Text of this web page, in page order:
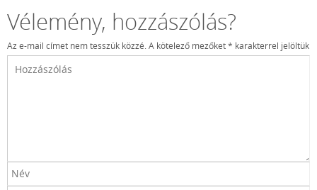
Vélemény, hozzászólás?
Az e-mail címet nem tesszük közzé.A kötelező mezőket* karakterrel jelöltük